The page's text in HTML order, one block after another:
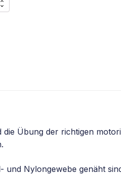
Übung der richtigen
und Nylongewebe genäht